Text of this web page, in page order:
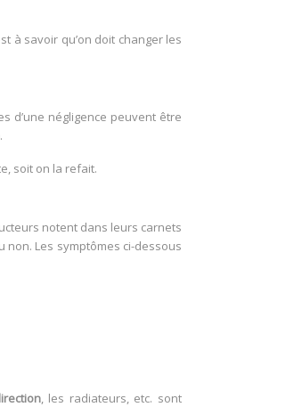
à savoir qu’on doit changer les
d’une négligence peuvent être
soit on la refait.
notent dans leurs carnets
non. Les symptômes ci-dessous
, les radiateurs, etc. sont